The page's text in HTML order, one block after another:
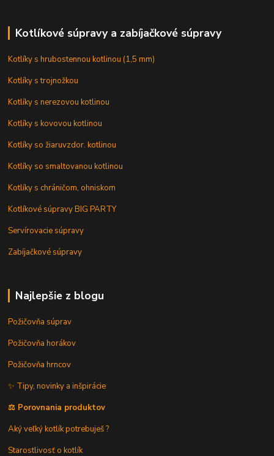
Kotlíkové súpravy a zabíjačkové súpravy
Kotlíky s hrubostennou kotlinou (1,5 mm)
Kotlíky s trojnožkou
Kotlíky s nerezovou kotlinou
Kotlíky s kovovou kotlinou
Kotlíky so žiaruvzdor. kotlinou
Kotlíky so smaltovanou kotlinou
Kotlíky s chráničom, ohniskom
Kotlíkové súpravy BIG PARTY
Servírovacie súpravy
Zabíjačkové súpravy
Najlepšie z blogu
Požičovňa súprav
Požičovňa horákov
Požičovňa hrncov
✨ Tipy, novinky a inšpirácie
⚖️ Porovnania produktov
Aký veľký kotlík potrebuješ ?
Starostlivosť o kotlík